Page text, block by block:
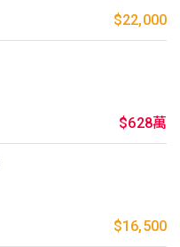
$22,000
$628萬
$16,500